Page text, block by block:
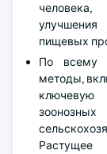
пищевых
По всему
методы,
ключевую